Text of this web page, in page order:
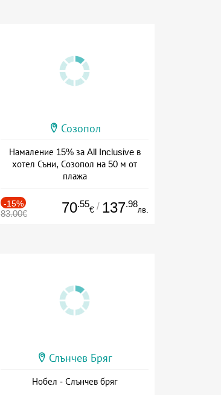
Созопол
Намаление 15% за All Inclusive в
хотел Съни, Созопол на 50 м от
плажа
-15%
83.00€ 70.55
€ / 137.98
лв.
Слънчев Бряг
Нобел - Слънчев бряг